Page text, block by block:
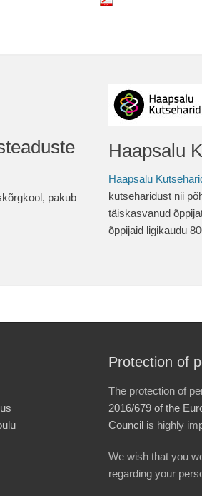
pakub
Haapsalu
Haapsalu
kutseharidust nii
täiskasvanud
õppijaid ligikaudu
Protection of
The protection of
2016/679 of the
Council is highly
We wish that you
regarding your